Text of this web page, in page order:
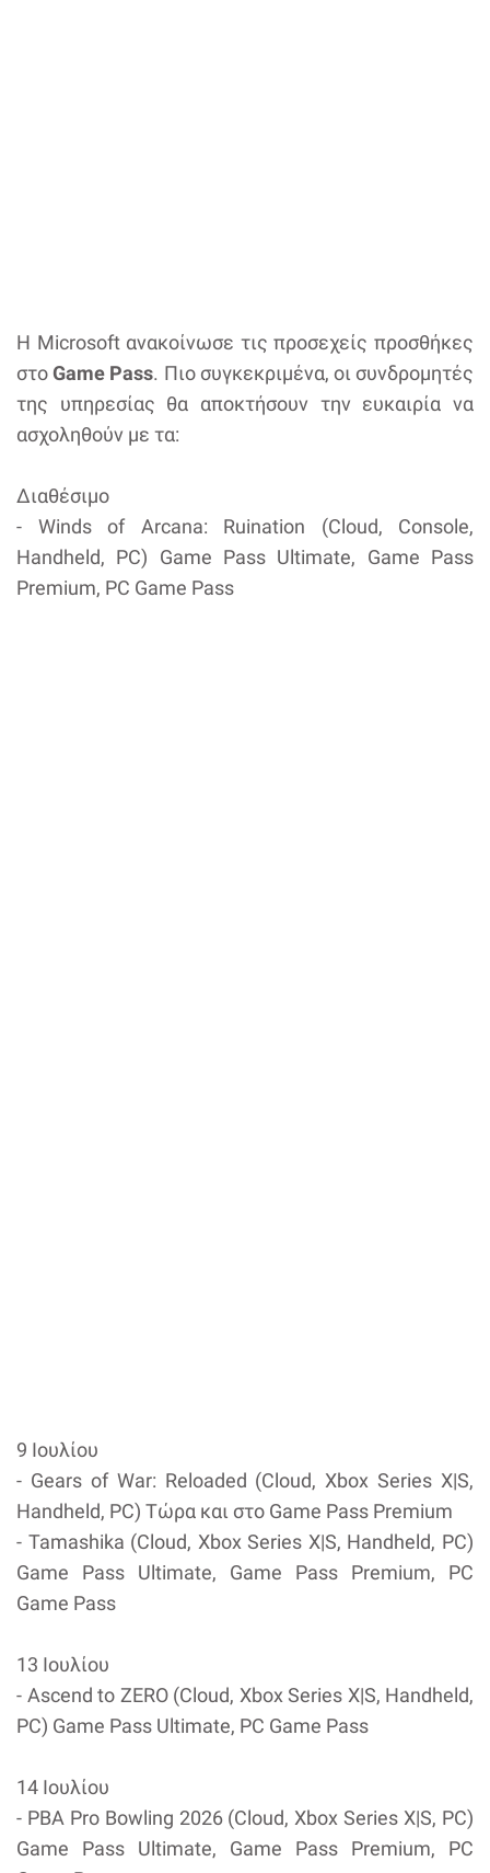
Η Microsoft ανακοίνωσε τις προσεχείς προσθήκες
στοGame Pass. Πιο συγκεκριμένα, οι συνδρομητές
της υπηρεσίας θα αποκτήσουν την ευκαιρία να
ασχοληθούν με τα:
Διαθέσιμο
- Winds of Arcana: Ruination (Cloud, Console,
Handheld, PC) Game Pass Ultimate, Game Pass
Premium, PC Game Pass
9 Ιουλίου
- Gears of War: Reloaded (Cloud, Xbox Series X|S,
Handheld, PC) Τώρα και στο Game Pass Premium
- Tamashika (Cloud, Xbox Series X|S, Handheld, PC)
Game Pass Ultimate, Game Pass Premium, PC
Game Pass
13 Ιουλίου
- Ascend to ZERO (Cloud, Xbox Series X|S, Handheld,
PC) Game Pass Ultimate, PC Game Pass
14 Ιουλίου
- PBA Pro Bowling 2026 (Cloud, Xbox Series X|S, PC)
Game Pass Ultimate, Game Pass Premium, PC